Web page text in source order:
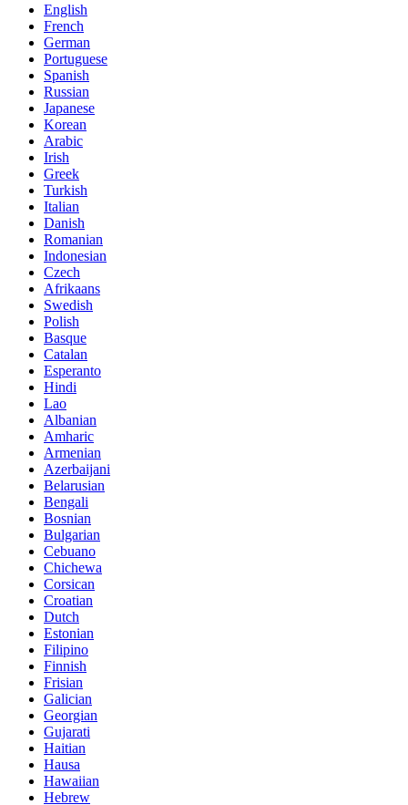
English
French
German
Portuguese
Spanish
Russian
Japanese
Korean
Arabic
Irish
Greek
Turkish
Italian
Danish
Romanian
Indonesian
Czech
Afrikaans
Swedish
Polish
Basque
Catalan
Esperanto
Hindi
Lao
Albanian
Amharic
Armenian
Azerbaijani
Belarusian
Bengali
Bosnian
Bulgarian
Cebuano
Chichewa
Corsican
Croatian
Dutch
Estonian
Filipino
Finnish
Frisian
Galician
Georgian
Gujarati
Haitian
Hausa
Hawaiian
Hebrew